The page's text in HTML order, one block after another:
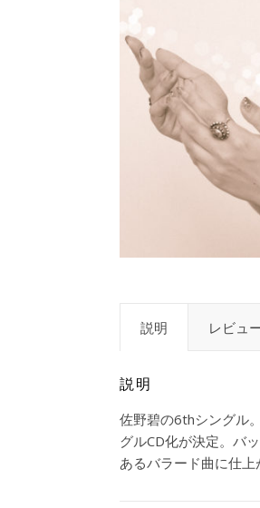
説明 レビュ
説明
佐野碧の6thシングル
グルCD化が決定。バ
あるバラード曲に仕上